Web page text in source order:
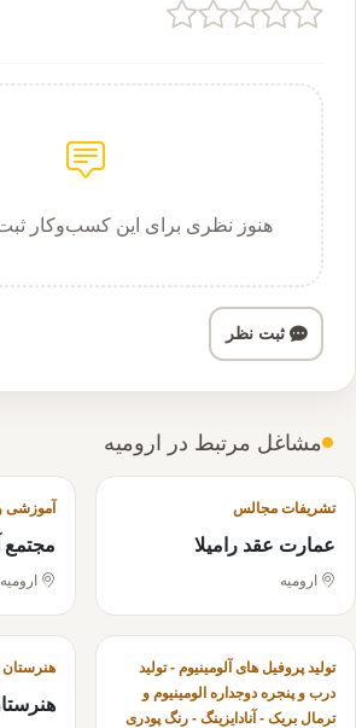
هنوز نظری برای این کسب‌وکار
ثبت نظر
مشاغل مرتبط در ارومیه
تشریفات مجالس
عمارت عقد رامیلا
ارومیه
آموزشی و
مجتمع
ارومیه
تولید پروفیل های آلومینیوم - تولید
درب و پنجره دوجداره الومینیوم و
ترمال بریک - آنادایزینگ - رنگ پودری
هنرستان